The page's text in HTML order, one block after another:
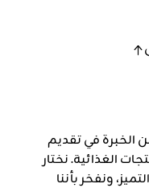
من 45 عامًا من الخبرة في تقديم
الغذائية. نختار
ونفخر بأننا